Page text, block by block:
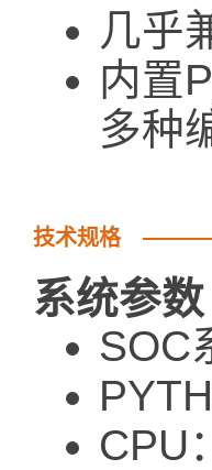
几乎
内置
多种
技术规格
系统参数
SOC
CPU